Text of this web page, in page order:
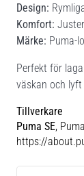
Design:
Komfort:
Märke: Puma-
Perfekt för
väskan och
Tillverkare
Puma SE,
https://